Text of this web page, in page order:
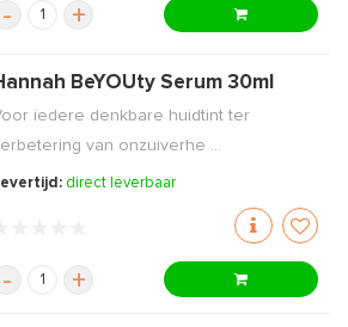
- +
BeYOUty Serum 30ml
iedere denkbare huidtint ter
van onzuiverhe ...
direct leverbaar
- +